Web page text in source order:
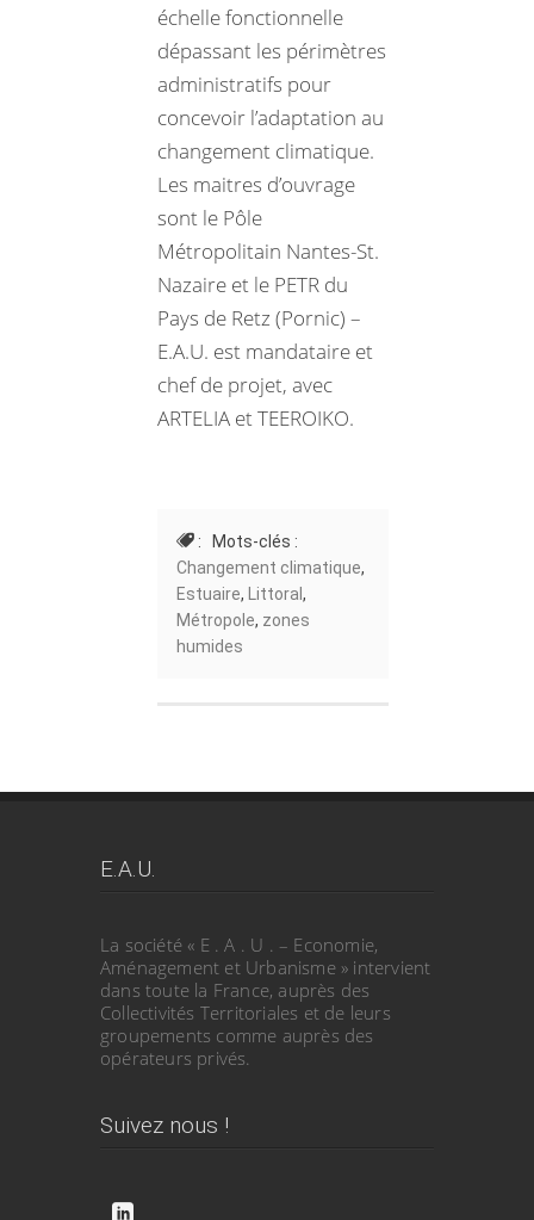
échelle fonctionnelle
dépassant les périmètres
administratifs pour
concevoir l’adaptation au
changement climatique.
Les maitres d’ouvrage
sont le Pôle
Métropolitain Nantes-St.
Nazaire et le PETR du
Pays de Retz (Pornic) –
E.A.U. est mandataire et
chef de projet, avec
ARTELIA et TEEROIKO.
: Mots-clés :
Changement climatique,
Estuaire, Littoral ,
Métropole, zones
humides
E.A.U.
La société « E . A . U . – Economie,
Aménagement et Urbanisme » intervient
dans toute la France, auprès des
Collectivités Territoriales et de leurs
groupements comme auprès des
opérateurs privés.
Suivez nous !